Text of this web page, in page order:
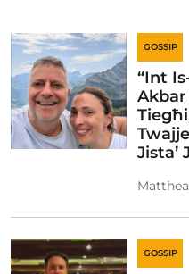
GOSSIP
“Int
Akbar
Jista’
GOSSIP